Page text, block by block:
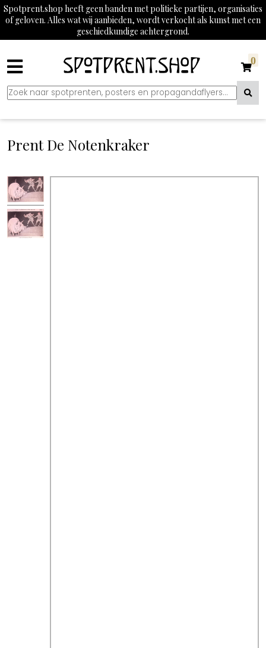
Spotprent.shop heeft geen banden met politieke partijen, organisaties
of geloven. Alles wat wij aanbieden, wordt verkocht als kunst met een
geschiedkundige achtergrond.
0
Prent De Notenkraker